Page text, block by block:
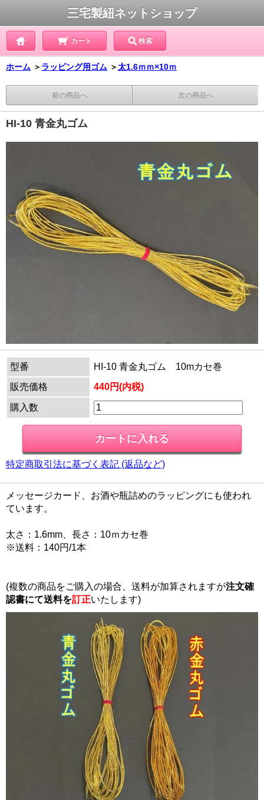
三宅製紐ネットショップ
カート 検索
ホーム ＞ ラッピング用ゴム ＞太1.6ｍｍ×10ｍ
前の商品へ 次の商品へ
HI-10 青金丸ゴム
型番
HI-10 青金丸ゴム 10mカセ巻
販売価格
440円(内税)
購入数
特定商取引法に基づく表記 (返品など)
メッセージカード、お酒や瓶詰めのラッピングにも使われ
ています。
太さ：1.6mm、長さ：10ｍカセ巻
※送料：140円/1本
(複数の商品をご購入の場合、送料が加算されますが注文確
認書にて送料を訂正いたします)